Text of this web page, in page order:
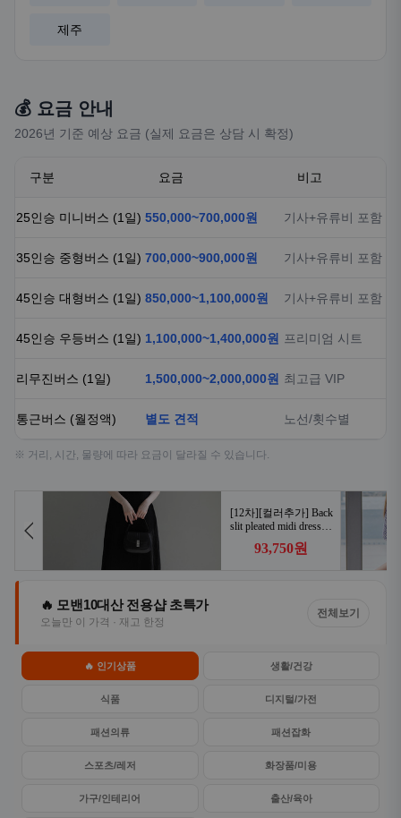
제주
💰 요금 안내
2026년 기준 예상 요금 (실제 요금은 상담 시 확정)
구분 요금 비고
25인승 미니버스 (1일) 550,000~700,000원 기사+유류비 포함
35인승 중형버스 (1일) 700,000~900,000원 기사+유류비 포함
45인승 대형버스 (1일) 850,000~1,100,000원 기사+유류비 포함
45인승 우등버스 (1일) 1,100,000~1,400,000원 프리미엄 시트
리무진버스 (1일) 1,500,000~2,000,000원 최고급 VIP
통근버스 (월정액) 별도 견적 노선/횟수별
※ 거리, 시간, 물량에 따라 요금이 달라질 수 있습니다.
🔥 모밴10대산 전용샵 초특가
오늘만 이 가격 · 재고 한정
전체보기
🔥 인기상품 생활/건강
식품 디지털/가전
패션의류 패션잡화
스포츠/레저 화장품/미용
가구/인테리어 출산/육아